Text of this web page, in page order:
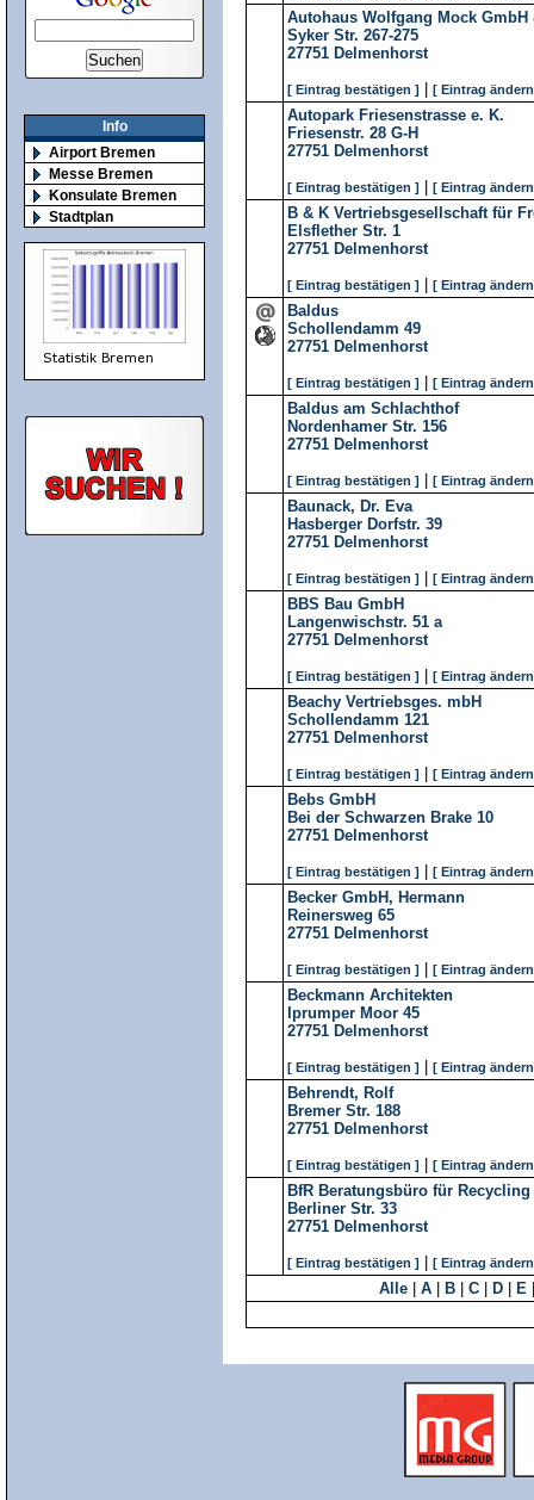
Info
Airport Bremen
Messe Bremen
Konsulate Bremen
Stadtplan
Autohaus Wolfgang Mock GmbH
Syker Str. 267-275
27751 Delmenhorst
[ Eintrag bestätigen ] [ Eintrag
Autopark Friesenstrasse e. K.
Friesenstr. 28 G-H
27751 Delmenhorst
[ Eintrag bestätigen ] [ Eintrag
B & K Vertriebsgesellschaft für
Elsflether Str. 1
27751 Delmenhorst
[ Eintrag bestätigen ] [ Eintrag
Baldus
Schollendamm 49
27751 Delmenhorst
[ Eintrag bestätigen ] [ Eintrag
Baldus am Schlachthof
Nordenhamer Str. 156
27751 Delmenhorst
[ Eintrag bestätigen ] [ Eintrag
Baunack, Dr. Eva
Hasberger Dorfstr. 39
27751 Delmenhorst
[ Eintrag bestätigen ] [ Eintrag
BBS Bau GmbH
Langenwischstr. 51 a
27751 Delmenhorst
[ Eintrag bestätigen ] [ Eintrag
Beachy Vertriebsges. mbH
Schollendamm 121
27751 Delmenhorst
[ Eintrag bestätigen ] [ Eintrag
Bebs GmbH
Bei der Schwarzen Brake 10
27751 Delmenhorst
[ Eintrag bestätigen ] [ Eintrag
Becker GmbH, Hermann
Reinersweg 65
27751 Delmenhorst
[ Eintrag bestätigen ] [ Eintrag
Beckmann Architekten
Iprumper Moor 45
27751 Delmenhorst
[ Eintrag bestätigen ] [ Eintrag
Behrendt, Rolf
Bremer Str. 188
27751 Delmenhorst
[ Eintrag bestätigen ] [ Eintrag
BfR Beratungsbüro für Recycling
Berliner Str. 33
27751 Delmenhorst
[ Eintrag bestätigen ] [ Eintrag
Alle A B C D E